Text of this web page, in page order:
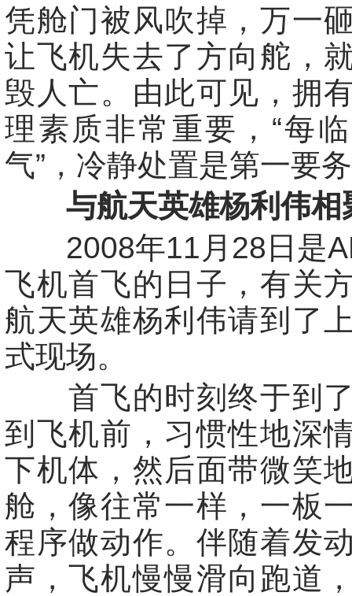
凭舱门被风吹掉，万一
让飞机失去了方向舵，
毁人亡。由此可见，拥
理素质非常重要，“每
气”，冷静处置是第一要
与航天英雄杨利伟相
2008年11月28日是
飞机首飞的日子，有关
航天英雄杨利伟请到了
式现场。
首飞的时刻终于到了
到飞机前，习惯性地深
下机体，然后面带微笑
舱，像往常一样，一板
程序做动作。伴随着发
声，飞机慢慢滑向跑道